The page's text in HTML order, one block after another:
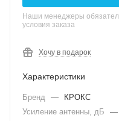
Наши менеджеры
условия заказа
Хочу в подарок
Характеристики
Бренд —
КРОКС
Усиление антенны, дБ
—